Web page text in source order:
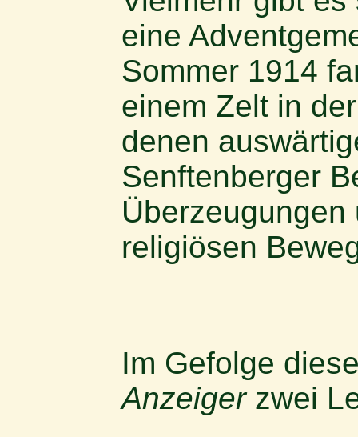
eine
Sommer 1914
einem Zelt in
denen
Senftenberger
religiösen
Im Gefolge
Anzeigerzwei